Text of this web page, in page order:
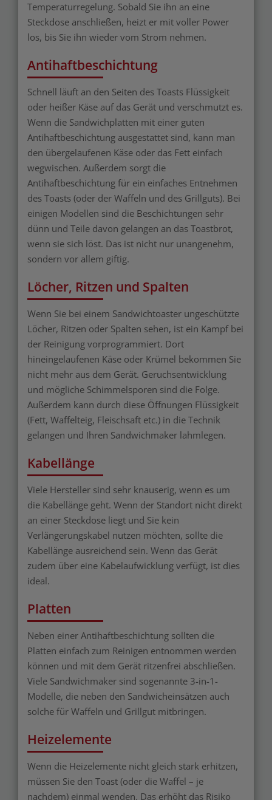
Temperaturregelung. Sobald Sie ihn an eine
Steckdose anschließen, heizt er mit voller Power
los, bis Sie ihn wieder vom Strom nehmen.
Antihaftbeschichtung
Schnell läuft an den Seiten des Toasts Flüssigkeit
oder heißer Käse auf das Gerät und verschmutzt es.
Wenn die Sandwichplatten mit einer guten
Antihaftbeschichtung ausgestattet sind, kann man
den übergelaufenen Käse oder das Fett einfach
wegwischen. Außerdem sorgt die
Antihaftbeschichtung für ein einfaches Entnehmen
des Toasts (oder der Waffeln und des Grillguts). Bei
einigen Modellen sind die Beschichtungen sehr
dünn und Teile davon gelangen an das Toastbrot,
wenn sie sich löst. Das ist nicht nur unangenehm,
sondern vor allem giftig.
Löcher, Ritzen und Spalten
Wenn Sie bei einem Sandwichtoaster ungeschützte
Löcher, Ritzen oder Spalten sehen, ist ein Kampf bei
der Reinigung vorprogrammiert. Dort
hineingelaufenen Käse oder Krümel bekommen Sie
nicht mehr aus dem Gerät. Geruchsentwicklung
und mögliche Schimmelsporen sind die Folge.
Außerdem kann durch diese Öffnungen Flüssigkeit
(Fett, Waffelteig, Fleischsaft etc.) in die Technik
gelangen und Ihren Sandwichmaker lahmlegen.
Kabellänge
Viele Hersteller sind sehr knauserig, wenn es um
die Kabellänge geht. Wenn der Standort nicht direkt
an einer Steckdose liegt und Sie kein
Verlängerungskabel nutzen möchten, sollte die
Kabellänge ausreichend sein. Wenn das Gerät
zudem über eine Kabelaufwicklung verfügt, ist dies
ideal.
Platten
Neben einer Antihaftbeschichtung sollten die
Platten einfach zum Reinigen entnommen werden
können und mit dem Gerät ritzenfrei abschließen.
Viele Sandwichmaker sind sogenannte 3-in-1-
Modelle, die neben den Sandwicheinsätzen auch
solche für Waffeln und Grillgut mitbringen.
Heizelemente
Wenn die Heizelemente nicht gleich stark erhitzen,
müssen Sie den Toast (oder die Waffel – je
nachdem) einmal wenden. Das erhöht das Risiko